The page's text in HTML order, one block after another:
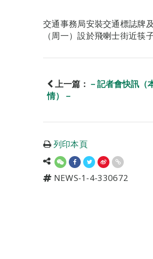
交通事務局安裝交通標誌牌
（周一）設於飛喇士街近筷
上一篇： －記者會快訊（
情）－
列印本頁
NEWS-1-4-330672